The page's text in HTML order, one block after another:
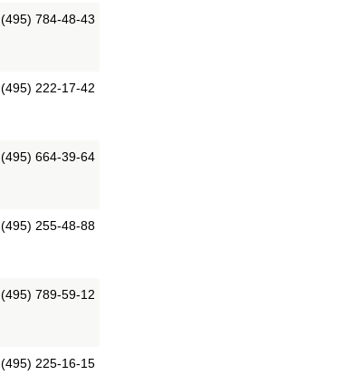
(495) 784-48-43
(495) 222-17-42
(495) 664-39-64
(495) 255-48-88
(495) 789-59-12
(495) 225-16-15